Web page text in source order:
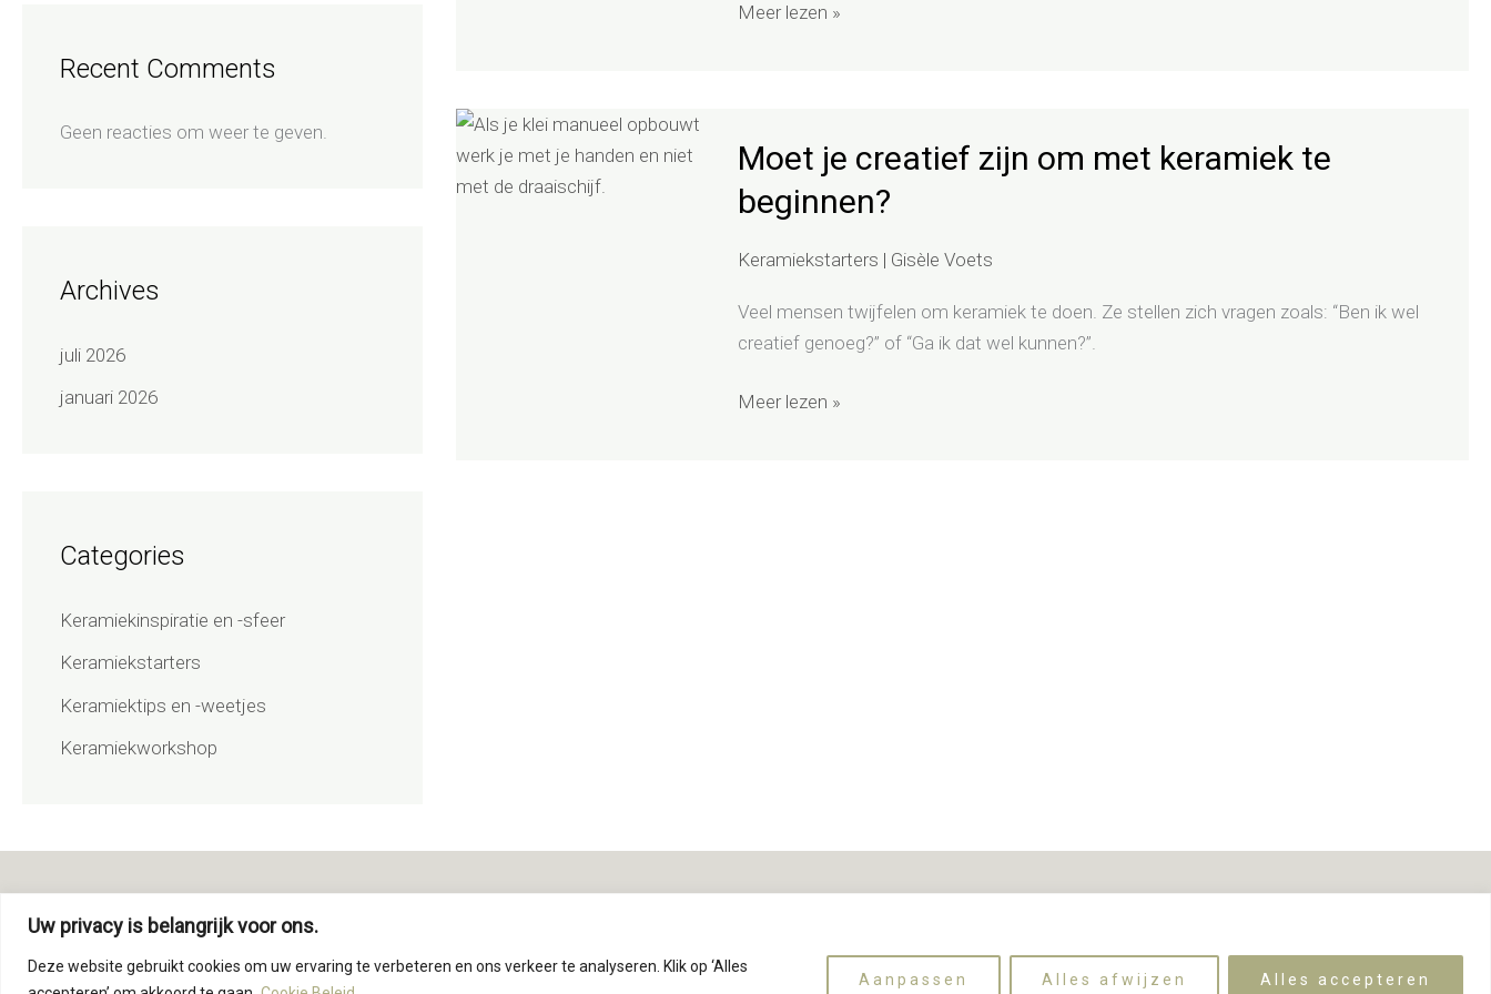
Uw privacy is belangrijk voor ons.
Deze website gebruikt cookies om uw ervaring te verbeteren en ons verkeer te analyseren. Klik op ‘Alles
Aanpassen Alles afwijzen Alles accepteren
Recent Comments
Geen reacties om weer te geven.
Archives
juli 2026
januari 2026
Categories
Keramiekinspiratie en -sfeer
Keramiekstarters
Keramiektips en -weetjes
Keramiekworkshop
Meer lezen »
Moet je creatief zijn om met keramiek te
beginnen?
Keramiekstarters | Gisèle Voets
Veel mensen twijfelen om keramiek te doen. Ze stellen zich vragen zoals: “Ben ik wel
creatief genoeg?” of “Ga ik dat wel kunnen?”.
je
creatief
zijn
keramiek
te
Meer lezen »
Vedelweg 22 - 3210 Linden
+32 483 488 306